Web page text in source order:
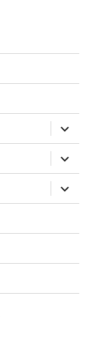
위
메
확
장
위
메
확
장
위
메
장